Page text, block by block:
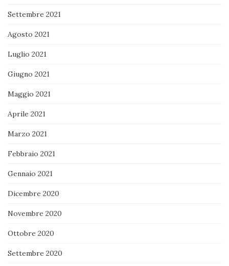
Settembre 2021
Agosto 2021
Luglio 2021
Giugno 2021
Maggio 2021
Aprile 2021
Marzo 2021
Febbraio 2021
Gennaio 2021
Dicembre 2020
Novembre 2020
Ottobre 2020
Settembre 2020